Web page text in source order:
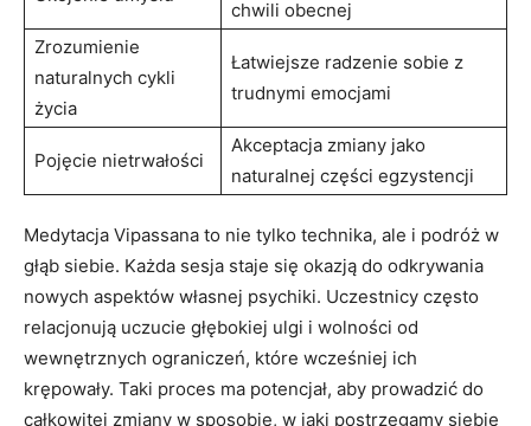
chwili obecnej
Zrozumienie
naturalnych ⁢cykli
‌życia
Łatwiejsze⁢ radzenie sobie z
trudnymi emocjami
Pojęcie nietrwałości
Akceptacja⁤ zmiany‍ jako​
naturalnej części⁢ egzystencji
Medytacja Vipassana to nie tylko⁢ technika, ​ale i podróż w
głąb siebie. Każda sesja staje się‌ okazją do ‌odkrywania
nowych⁢ aspektów własnej psychiki. Uczestnicy często
relacjonują ⁣uczucie głębokiej ulgi i wolności od‌
wewnętrznych ograniczeń, które ​wcześniej ich
krępowały. Taki proces ma potencjał, aby prowadzić do
całkowitej zmiany w sposobie, w jaki postrzegamy siebie⁢